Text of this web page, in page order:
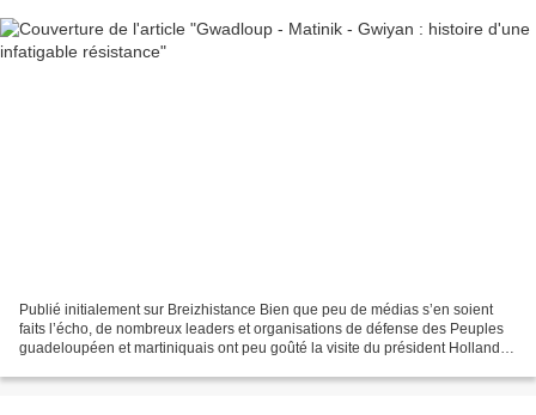
Publié initialement sur Breizhistance Bien que peu de médias s’en soient
faits l’écho, de nombreux leaders et organisations de défense des Peuples
guadeloupéen et martiniquais ont peu goûté la visite du président Hollande